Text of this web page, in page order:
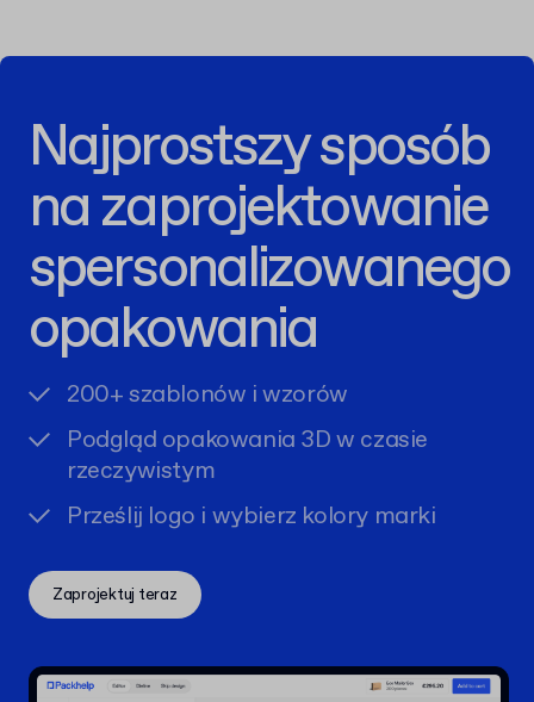
Najprostszy sposób
na zaprojektowanie
spersonalizowanego
opakowania
200+ szablonów i wzorów
Podgląd opakowania 3D w czasie
rzeczywistym
Prześlij logo i wybierz kolory marki
Zaprojektuj teraz